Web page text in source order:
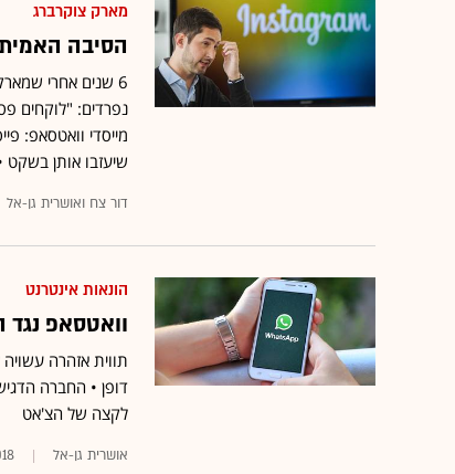
מארק צוקרברג
הסיבה
6 שנים אחרי
נפרדים: "לוקחים
מייסדי וואטסאפ:
שיעזבו אותן בשקט
דור צח ואושרית גן-אל
הונאות אינטרנט
וואטסאפ נגד
תווית אזהרה
דופן • החברה
לקצה של הצ'אט
אושרית גן-אל